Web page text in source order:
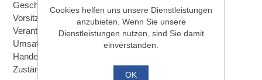
Geschäftsführung:
Daniel van Ballegoy
Vorsitzender des Aufsichtsrats:
Staatsrat Olaf Bull
Verantwortlich für den Inhalt: Daniel van Ballegoy
Umsatzsteuer-ID:
DE 114439066
Handelsregister:
Zuständiges Gericht:
Cookies helfen uns unsere Dienstleistungen
anzubieten. Wenn Sie unsere
Dienstleistungen nutzen, sind Sie damit
einverstanden.
OK